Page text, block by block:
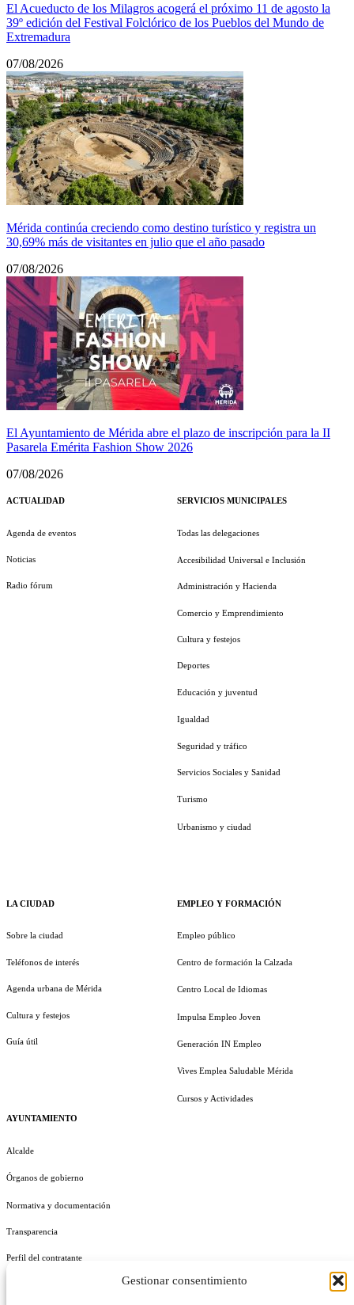
Gestionar consentimiento
El Acueducto de los Milagros acogerá el próximo 11 de agosto la
39º edición del Festival Folclórico de los Pueblos del Mundo de
Extremadura
07/08/2026
Mérida continúa creciendo como destino turístico y registra un
30,69% más de visitantes en julio que el año pasado
07/08/2026
El Ayuntamiento de Mérida abre el plazo de inscripción para la II
Pasarela Emérita Fashion Show 2026
07/08/2026
ACTUALIDAD
Agenda de eventos
Noticias
Radio fórum
LA CIUDAD
Sobre la ciudad
Teléfonos de interés
Agenda urbana de Mérida
Cultura y festejos
Guía útil
AYUNTAMIENTO
Alcalde
Órganos de gobierno
Normativa y documentación
Transparencia
Perfil del contratante
SERVICIOS MUNICIPALES
Todas las delegaciones
Accesibilidad Universal e Inclusión
Administración y Hacienda
Comercio y Emprendimiento
Cultura y festejos
Deportes
Educación y juventud
Igualdad
Seguridad y tráfico
Servicios Sociales y Sanidad
Turismo
Urbanismo y ciudad
EMPLEO Y FORMACIÓN
Empleo público
Centro de formación la Calzada
Centro Local de Idiomas
Impulsa Empleo Joven
Generación IN Empleo
Vives Emplea Saludable Mérida
Cursos y Actividades